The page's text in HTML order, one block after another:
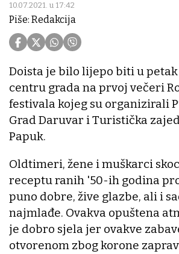
10.07.2021. u 17:42
Piše: Redakcija
Doista je bilo lijepo biti u
centru grada na prvoj večeri
festivala kojeg su organizirali
Grad Daruvar i Turistička
Papuk.
Oldtimeri, žene i muškarci
receptu ranih '50-ih godina
puno dobre, žive glazbe, ali i
najmlađe. Ovakva opuštena
je dobro sjela jer ovakve
otvorenom zbog korone